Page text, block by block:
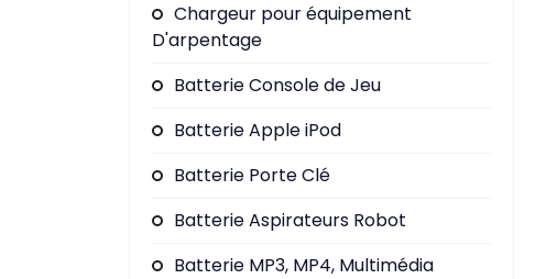
Chargeur pour équipement
D'arpentage
Batterie Console de Jeu
Batterie Apple iPod
Batterie Porte Clé
Batterie Aspirateurs Robot
Batterie MP3, MP4, Multimédia